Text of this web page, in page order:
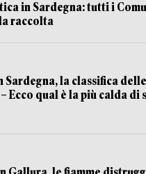
in Sardegna: tutti i
raccolta
la classifica
Ecco qual è la più calda di